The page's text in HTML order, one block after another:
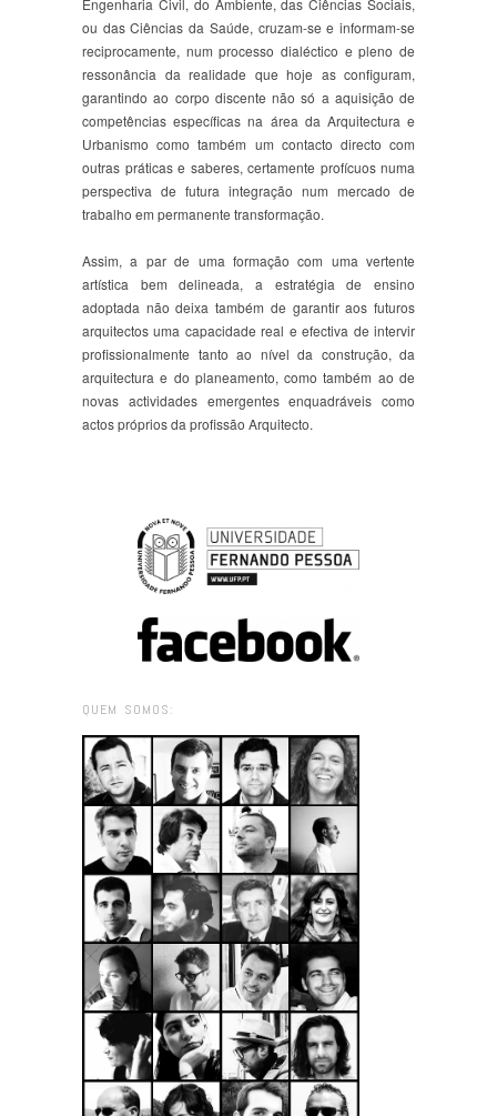
Engenharia Civil, do Ambiente, das Ciências Sociais,
ou das Ciências da Saúde, cruzam-se e informam-se
reciprocamente, num processo dialéctico e pleno de
ressonância da realidade que hoje as configuram,
garantindo ao corpo discente não só a aquisição de
competências específicas na área da Arquitectura e
Urbanismo como também um contacto directo com
outras práticas e saberes, certamente profícuos numa
perspectiva de futura integração num mercado de
trabalho em permanente transformação.
Assim, a par de uma formação com uma vertente
artística bem delineada, a estratégia de ensino
adoptada não deixa também de garantir aos futuros
arquitectos uma capacidade real e efectiva de intervir
profissionalmente tanto ao nível da construção, da
arquitectura e do planeamento, como também ao de
novas actividades emergentes enquadráveis como
actos próprios da profissão Arquitecto.
QUEM SOMOS: